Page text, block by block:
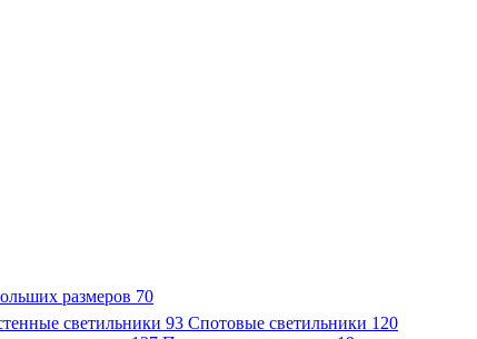
размеров 70
светильники 93 Спотовые светильники 120